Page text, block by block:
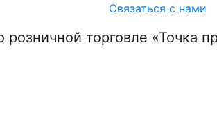
Связаться с нами